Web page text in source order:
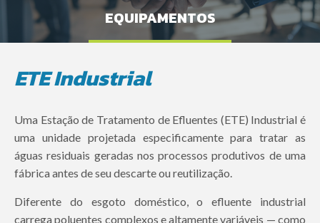
EQUIPAMENTOS
ETE Industrial
Uma Estação de Tratamento de Efluentes (ETE) Industrial é
uma unidade projetada especificamente para tratar as
águas residuais geradas nos processos produtivos de uma
fábrica antes de seu descarte ou reutilização.
Diferente do esgoto doméstico, o efluente industrial
carrega poluentes complexos e altamente variáveis — como